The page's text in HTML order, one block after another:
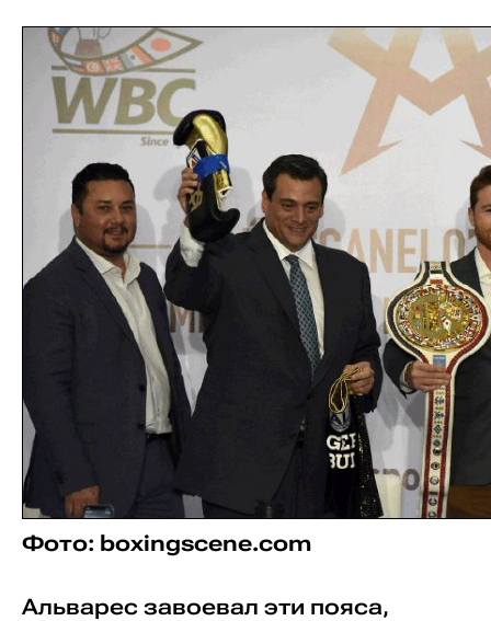
Фото: boxingscene.com
Альварес завоевал эти пояса,